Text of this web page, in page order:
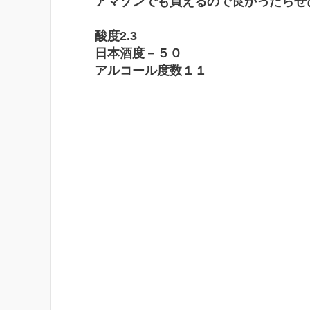
酸度2.3
日本酒度－５０
アルコール度数１１